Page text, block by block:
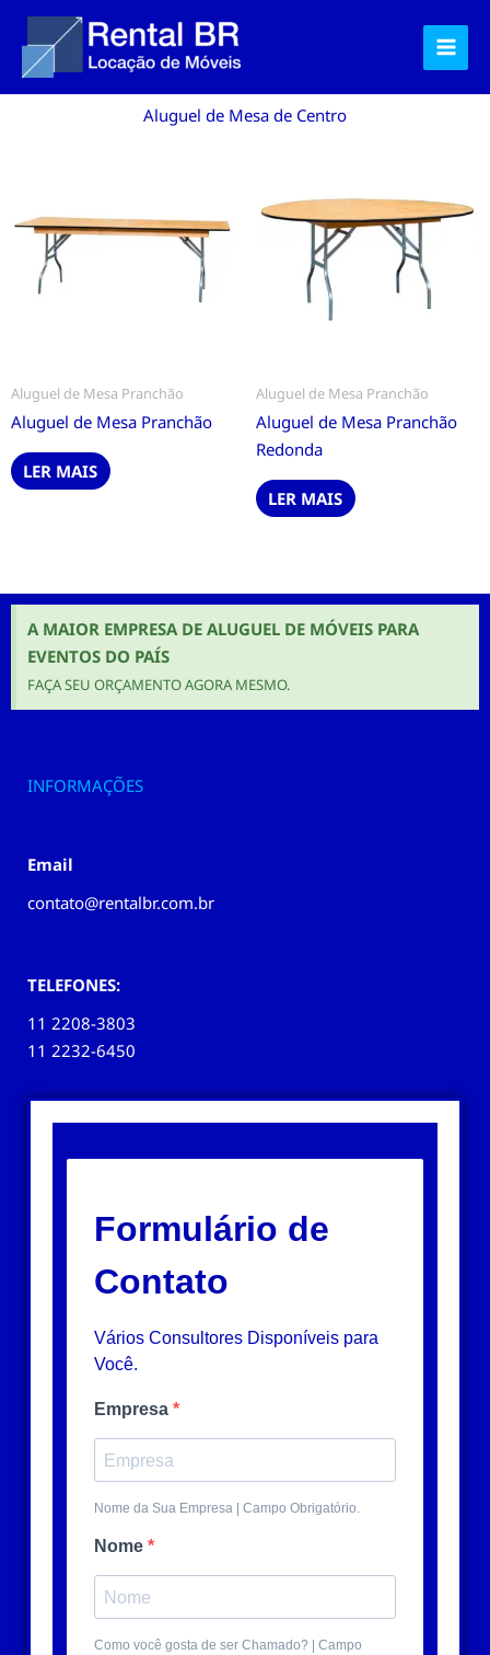
para
conteúdo
Aluguel de Mesa de Centro
Aluguel de Mesa Pranchão
Aluguel de Mesa Pranchão
LER MAIS
Aluguel de Mesa Pranchão
Aluguel de Mesa Pranchão
Redonda
LER MAIS
A MAIOR EMPRESA DE ALUGUEL DE MÓVEIS PARA
EVENTOS DO PAÍS
FAÇA SEU ORÇAMENTO AGORA MESMO.
INFORMAÇÕES
Email
contato@rentalbr.com.br
TELEFONES:
11 2208-3803
11 2232-6450
Formulário de
Contato
Vários Consultores Disponíveis para
Você.
Empresa
Nome da Sua Empresa | Campo Obrigatório.
Nome
Como você gosta de ser Chamado? | Campo